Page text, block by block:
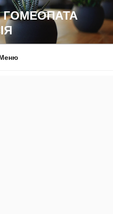
ГОМЕОПАТА